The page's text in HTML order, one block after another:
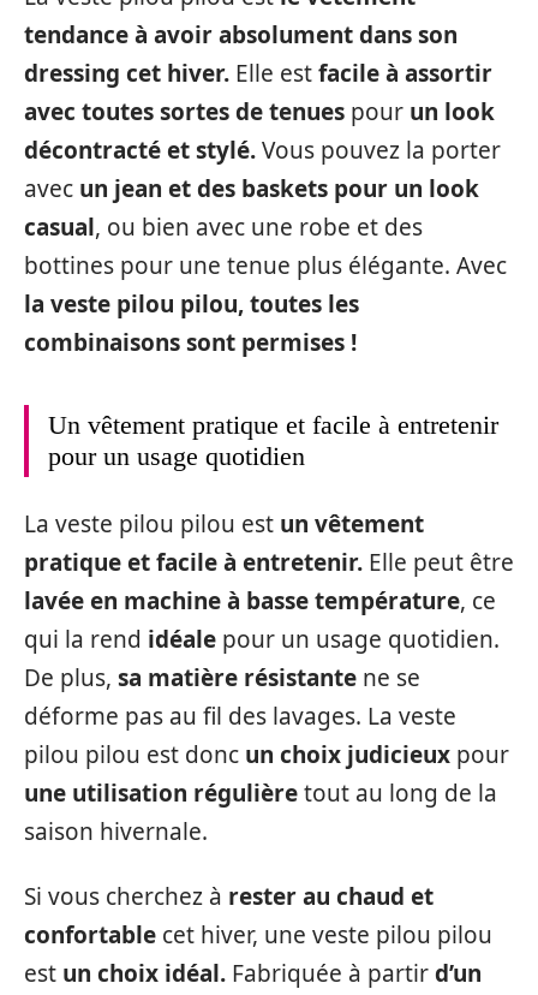
tendance à avoir absolument dans son
dressing cet hiver. Elle estfacile à assortir
avec toutes sortes de tenues pour un look
décontracté et stylé.Vous pouvez la porter
avec un jean et des baskets pour un look
casual, ou bien avec une robe et des
bottines pour une tenue plus élégante. Avec
la veste pilou pilou, toutes les
combinaisons sont permises !
Un vêtement pratique et facile à entretenir
pour un usage quotidien
La veste pilou pilou est un vêtement
pratique et facile à entretenir. Elle peut être
lavée en machine à basse température, ce
qui la rend idéale pour un usage quotidien.
De plus, sa matière résistante ne se
déforme pas au fil des lavages. La veste
pilou pilou est donc un choix judicieux pour
une utilisation régulièretout au long de la
saison hivernale.
Si vous cherchez à rester au chaud et
confortable cet hiver, une veste pilou pilou
est un choix idéal. Fabriquée à partird’un